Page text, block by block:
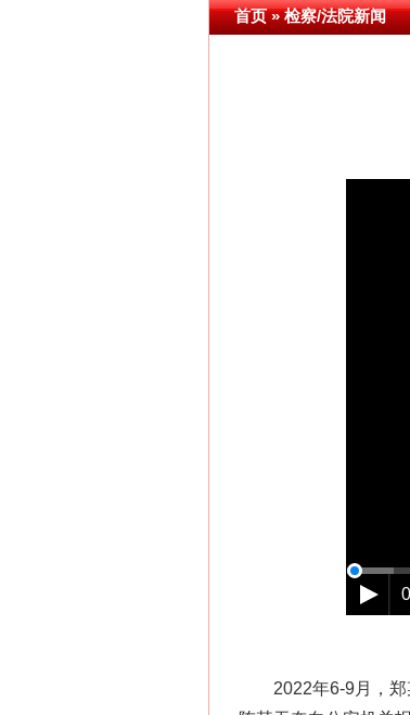
首页»检察/法院新闻
2022年6-9月，郑某